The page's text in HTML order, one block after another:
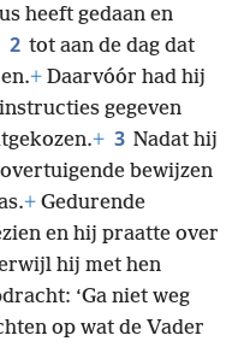
heeft gedaan en
2 tot aan de dag dat
+ Daarvóór had hij
gegeven
+ 3 Nadat hij
bewijzen
+ Gedurende
en hij praatte over
hij met hen
‘Ga niet weg
op wat de Vader